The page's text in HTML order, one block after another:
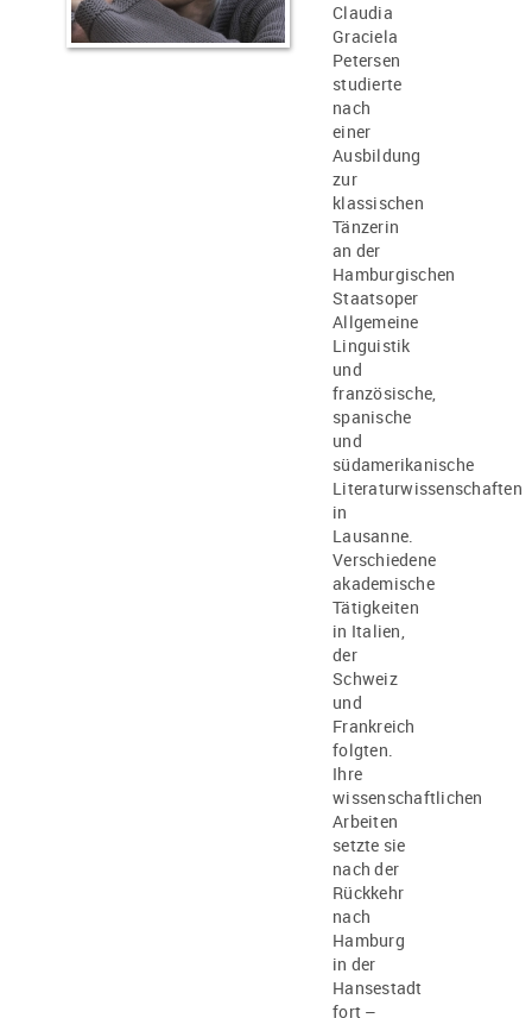
Claudia
Graciela
Petersen
studierte
nach
einer
Ausbildung
zur
klassischen
Tänzerin
an der
Hamburgischen
Staatsoper
Allgemeine
Linguistik
und
französische,
spanische
und
südamerikanische
Literaturwissenschaften
in
Lausanne.
Verschiedene
akademische
Tätigkeiten
in Italien,
der
Schweiz
und
Frankreich
folgten.
Ihre
wissenschaftlichen
Arbeiten
setzte sie
nach der
Rückkehr
nach
Hamburg
in der
Hansestadt
fort –